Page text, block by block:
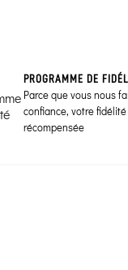
PROGRAMME DE
Parce que vous nous
confiance, votre
récompensée